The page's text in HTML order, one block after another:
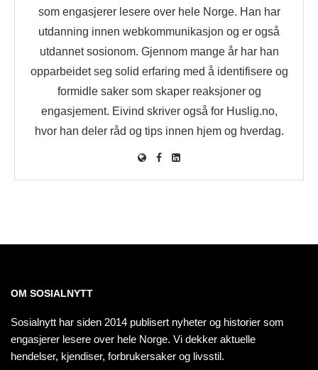
som engasjerer lesere over hele Norge. Han har
utdanning innen webkommunikasjon og er også
utdannet sosionom. Gjennom mange år har han
opparbeidet seg solid erfaring med å identifisere og
formidle saker som skaper reaksjoner og
engasjement. Eivind skriver også for Huslig.no,
hvor han deler råd og tips innen hjem og hverdag.
OM SOSIALNYTT
Sosialnytt har siden 2014 publisert nyheter og historier som
engasjerer lesere over hele Norge. Vi dekker aktuelle
hendelser, kjendiser, forbrukersaker og livsstil.